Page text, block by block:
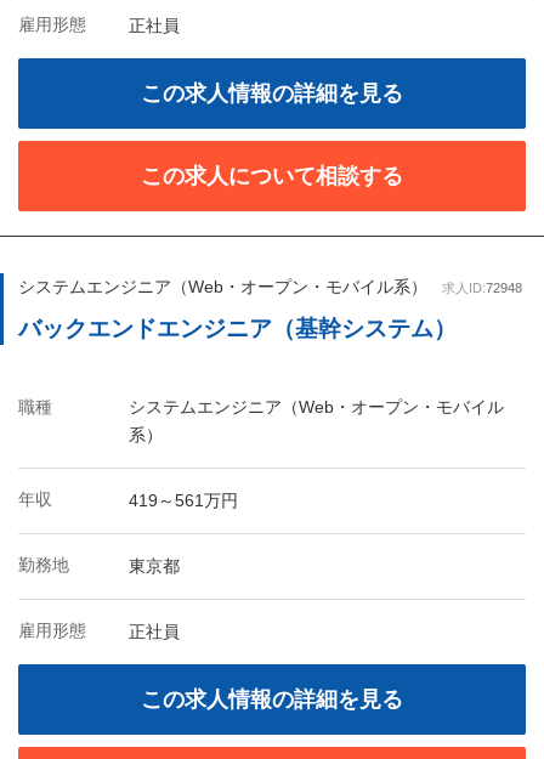
雇用形態 正社員
この求人情報の詳細を見る
この求人について相談する
システムエンジニア（Web・オープン・モバイル系） 求人ID:72948
バックエンドエンジニア（基幹システム）
職種
システムエンジニア（Web・オープン・モバイル
系）
年収 419～561万円
勤務地 東京都
雇用形態 正社員
この求人情報の詳細を見る